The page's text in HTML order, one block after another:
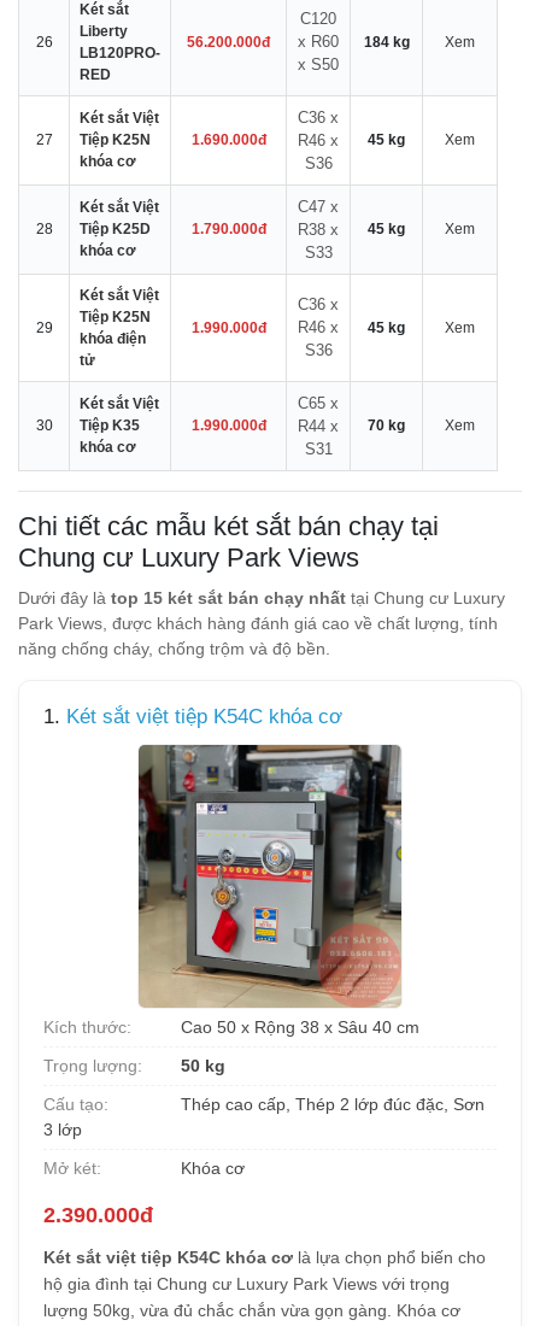
26
Két sắt
Liberty
LB120PRO-
RED
56.200.000đ
C120
x R60
x S50
184 kg Xem
27
Két sắt Việt
Tiệp K25N
khóa cơ
1.690.000đ
C36 x
R46 x
S36
45 kg Xem
28
Két sắt Việt
Tiệp K25D
khóa cơ
1.790.000đ
C47 x
R38 x
S33
45 kg Xem
29
Két sắt Việt
Tiệp K25N
khóa điện
tử
1.990.000đ
C36 x
R46 x
S36
45 kg Xem
30
Két sắt Việt
Tiệp K35
khóa cơ
1.990.000đ
C65 x
R44 x
S31
70 kg Xem
Chi tiết các mẫu két sắt bán chạy tại
Chung cư Luxury Park Views
Dưới đây là top 15 két sắt bán chạy nhất tại Chung cư Luxury
Park Views, được khách hàng đánh giá cao về chất lượng, tính
năng chống cháy, chống trộm và độ bền.
1. Két sắt việt tiệp K54C khóa cơ
Kích thước:
Cao 50 x Rộng 38 x Sâu 40 cm
Trọng lượng:
50 kg
Cấu tạo:
Thép cao cấp, Thép 2 lớp đúc đặc, Sơn
3 lớp
Mở két:
Khóa cơ
2.390.000đ
Két sắt việt tiệp K54C khóa cơ là lựa chọn phổ biến cho
hộ gia đình tại Chung cư Luxury Park Views với trọng
lượng 50kg, vừa đủ chắc chắn vừa gọn gàng. Khóa cơ